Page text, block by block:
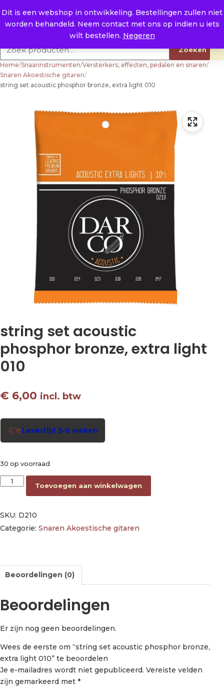
Dit is een webshop in ontwikkeling. Bestellingen zullen niet
worden behandeld. Neem contact met ons op indien u iets
wilt bestellen. Negeren
E. info@raysland.nl
Productcategorieën
Zoeken
Home/Snaarinstrumenten/Versterkers, effecten, pedalen en snaren/
Snaren Akoestische gitaren/
string set acoustic phosphor bronze, extra light 010
string set acoustic
phosphor bronze, extra light
010
€ 6,00 incl. btw
Levertijd 3-6 weken
30 op voorraad
string set acoustic phosphor bronze, extra light 010 aantal
Toevoegen aan winkelwagen
SKU: D210
Categorie: Snaren Akoestische gitaren
Beoordelingen (0)
Beoordelingen
Er zijn nog geen beoordelingen.
Wees de eerste om “string set acoustic phosphor bronze,
extra light 010” te beoordelen
Je e-mailadres wordt niet gepubliceerd. Vereiste velden
zijn gemarkeerd met *